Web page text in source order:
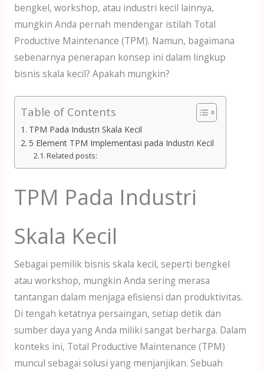
bengkel, workshop, atau industri kecil lainnya,
mungkin Anda pernah mendengar istilah Total
Productive Maintenance (TPM). Namun, bagaimana
sebenarnya penerapan konsep ini dalam lingkup
bisnis skala kecil? Apakah mungkin?
Table of Contents
TPM Pada Industri Skala Kecil
5 Element TPM Implementasi pada Industri Kecil
Related posts:
TPM Pada Industri
Skala Kecil
Sebagai pemilik bisnis skala kecil, seperti bengkel
atau workshop, mungkin Anda sering merasa
tantangan dalam menjaga efisiensi dan produktivitas.
Di tengah ketatnya persaingan, setiap detik dan
sumber daya yang Anda miliki sangat berharga. Dalam
konteks ini, Total Productive Maintenance (TPM)
muncul sebagai solusi yang menjanjikan. Sebuah